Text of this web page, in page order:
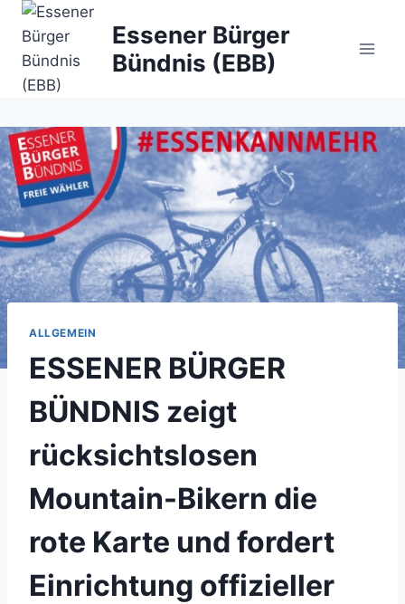
Zum
Inhalt
springen
Essener Bürger
Bündnis (EBB)
ALLGEMEIN
ESSENER BÜRGER
BÜNDNIS zeigt
rücksichtslosen
Mountain-Bikern die
rote Karte und fordert
Einrichtung offizieller